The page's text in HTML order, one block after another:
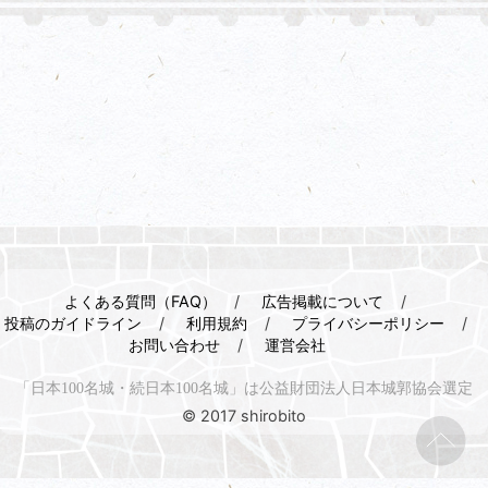
よくある質問（FAQ）
広告掲載について
投稿のガイドライン
利用規約
プライバシーポリシー
お問い合わせ
運営会社
「日本100名城・続日本100名城」は公益財団法人日本城郭協会選定
© 2017 shirobito